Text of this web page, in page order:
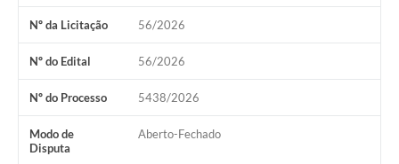
Audiências Públicas
Arquivos para Download
Galeria de Vídeos
Gabinetes e Secretarias
Contas Públicas
Nº da Licitação 56/2026
Nº do Edital 56/2026
Nº do Processo 5438/2026
Modo de
Disputa
Aberto-Fechado